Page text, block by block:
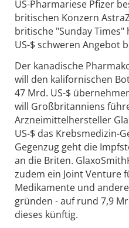
US-Pharmariese Pfizer
britischen Konzern
britische "Sunday
US-$ schweren Angebot
Der kanadische
will den kalifornischen
47 Mrd. US-$
will Großbritanniens
Arzneimittelhersteller
US-$ das Krebsmedizin-
Gegenzug geht die
an die Briten.
zudem ein Joint Venture
Medikamente und
gründen - auf rund 7,9
dieses künftig.